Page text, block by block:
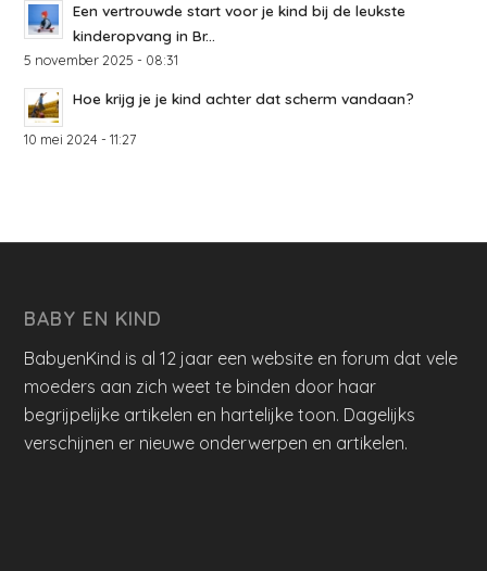
Een vertrouwde start voor je kind bij de leukste
kinderopvang in Br...
5 november 2025 - 08:31
Hoe krijg je je kind achter dat scherm vandaan?
10 mei 2024 - 11:27
BABY EN KIND
BabyenKind is al 12 jaar een website en forum dat vele
moeders aan zich weet te binden door haar
begrijpelijke artikelen en hartelijke toon. Dagelijks
verschijnen er nieuwe onderwerpen en artikelen.